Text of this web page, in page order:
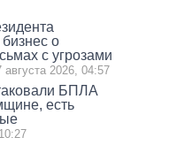
о
с угрозами
августа 2026, 04:57
БПЛА
есть